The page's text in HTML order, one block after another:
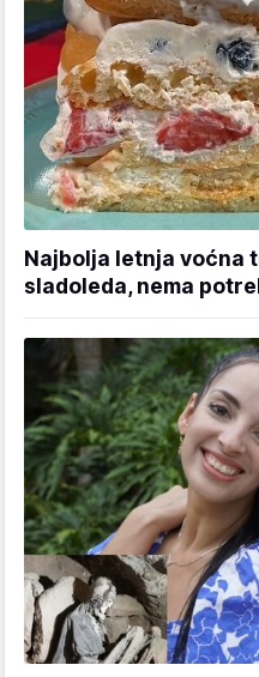
Najbolja letnja voćna
sladoleda, nema